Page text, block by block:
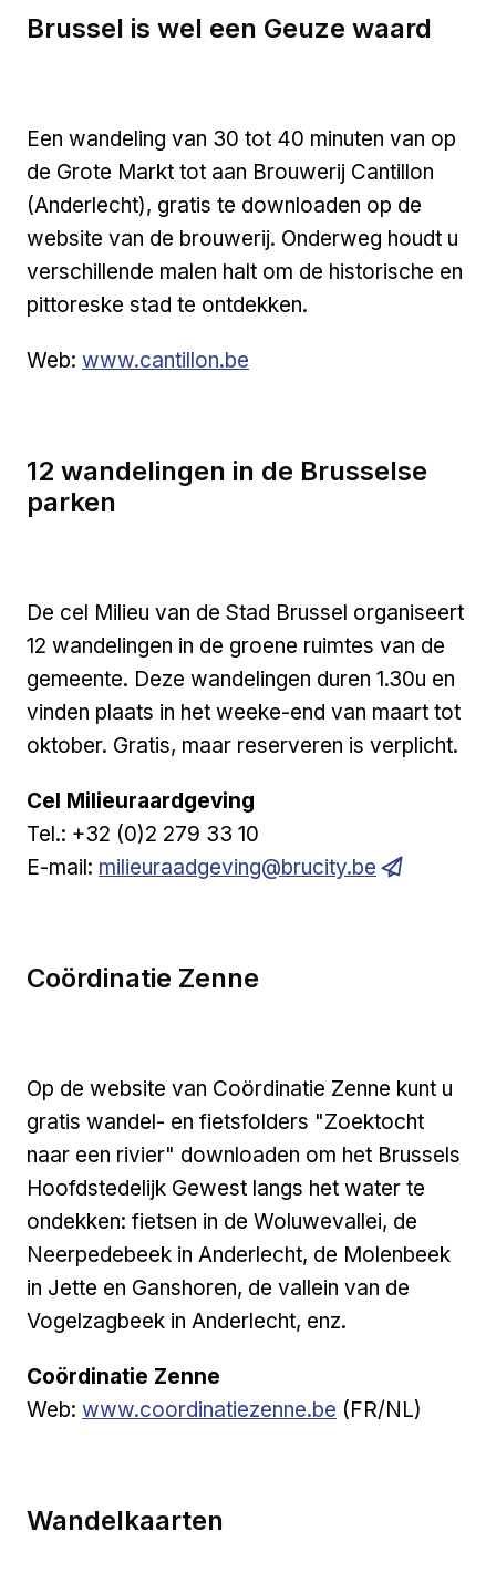
Brussel is wel een Geuze waard
Een wandeling van 30 tot 40 minuten van op
de Grote Markt tot aan Brouwerij Cantillon
(Anderlecht), gratis te downloaden op de
website van de brouwerij. Onderweg houdt u
verschillende malen halt om de historische en
pittoreske stad te ontdekken.
Web: Externe link
www.cantillon.be
12 wandelingen in de Brusselse
parken
De cel Milieu van de Stad Brussel organiseert
12 wandelingen in de groene ruimtes van de
gemeente. Deze wandelingen duren 1.30u en
vinden plaats in het weeke-end van maart tot
oktober. Gratis, maar reserveren is verplicht.
Cel Milieuraardgeving
Tel.: +32 (0)2 279 33 10
E-mail: milieuraadgeving@brucity.be
Coördinatie Zenne
Op de website van Coördinatie Zenne kunt u
gratis wandel- en fietsfolders "Zoektocht
naar een rivier" downloaden om het Brussels
Hoofdstedelijk Gewest langs het water te
ondekken: fietsen in de Woluwevallei, de
Neerpedebeek in Anderlecht, de Molenbeek
in Jette en Ganshoren, de vallein van de
Vogelzagbeek in Anderlecht, enz.
Coördinatie Zenne
Web: Externe link
www.coordinatiezenne.be (FR/NL)
Wandelkaarten